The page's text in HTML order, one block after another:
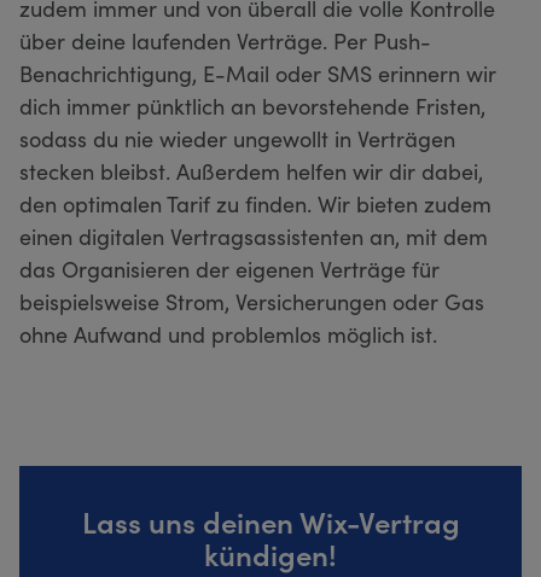
zudem immer und von überall die volle Kontrolle
über deine laufenden Verträge. Per Push-
Benachrichtigung, E-Mail oder SMS erinnern wir
dich immer pünktlich an bevorstehende Fristen,
sodass du nie wieder ungewollt in Verträgen
stecken bleibst. Außerdem helfen wir dir dabei,
den optimalen Tarif zu finden. Wir bieten zudem
einen digitalen Vertragsassistenten an, mit dem
das Organisieren der eigenen Verträge für
beispielsweise Strom, Versicherungen oder Gas
ohne Aufwand und problemlos möglich ist.
Lass uns deinen Wix-Vertrag
kündigen!